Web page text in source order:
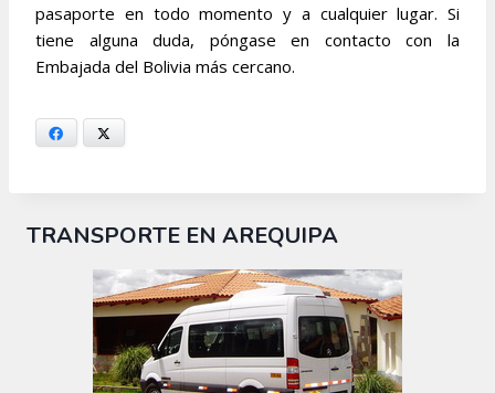
pasaporte en todo momento y a cualquier lugar. Si
tiene alguna duda, póngase en contacto con la
Embajada del Bolivia más cercano.
Facebook
TRANSPORTE EN AREQUIPA